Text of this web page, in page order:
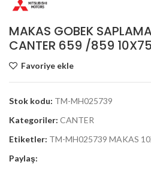
MAKAS GOBEK
CANTER 659 /859 10X75
Favoriye ekle
Stok kodu: TM-MH025739
Kategoriler: CANTER
Etiketler: TM-MH025739 MAKAS
Paylaş: